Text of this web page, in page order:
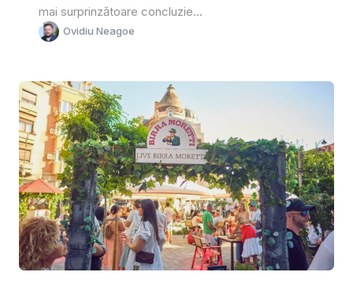
mai surprinzătoare concluzie...
Ovidiu Neagoe